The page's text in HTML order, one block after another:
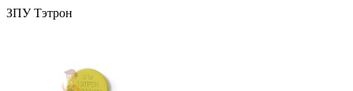
ЗПУ Тэтрон